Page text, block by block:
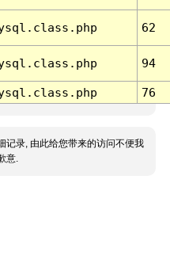
62
94
76
记录, 由此给您带来的访问不便我
意.